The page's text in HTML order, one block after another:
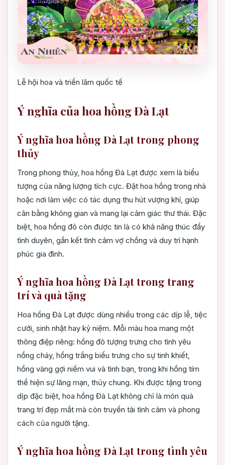
Lễ hội hoa và triển lãm quốc tế
Ý nghĩa của hoa hồng Đà Lạt
Ý nghĩa hoa hồng Đà Lạt trong phong
thủy
Trong phong thủy, hoa hồng Đà Lạt được xem là biểu
tượng của năng lượng tích cực. Đặt hoa hồng trong nhà
hoặc nơi làm việc có tác dụng thu hút vượng khí, giúp
cân bằng không gian và mang lại cảm giác thư thái. Đặc
biệt, hoa hồng đỏ còn được tin là có khả năng thúc đẩy
tình duyên, gắn kết tình cảm vợ chồng và duy trì hạnh
phúc gia đình.
Ý nghĩa hoa hồng Đà Lạt trong trang
trí và quà tặng
Hoa hồng Đà Lạt được dùng nhiều trong các dịp lễ, tiệc
cưới, sinh nhật hay kỷ niệm. Mỗi màu hoa mang một
thông điệp riêng: hồng đỏ tượng trưng cho tình yêu
nồng cháy, hồng trắng biểu trưng cho sự tinh khiết,
hồng vàng gợi niềm vui và tình bạn, trong khi hồng tím
thể hiện sự lãng mạn, thủy chung. Khi được tặng trong
dịp đặc biệt, hoa hồng Đà Lạt không chỉ là món quà
trang trí đẹp mắt mà còn truyền tải tình cảm và phong
cách của người tặng.
Ý nghĩa hoa hồng Đà Lạt trong tình yêu